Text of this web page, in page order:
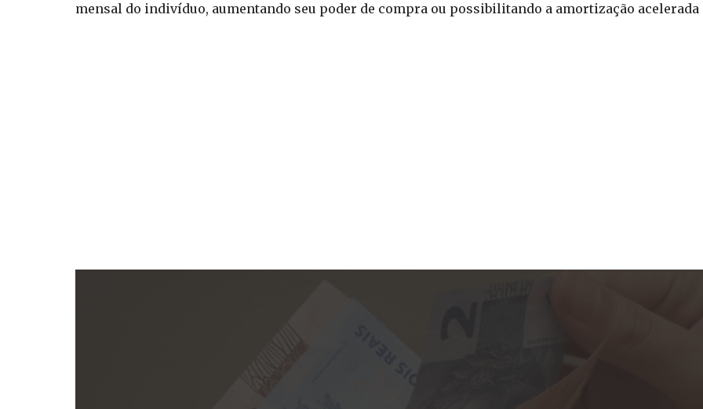
mensal do indivíduo, aumentando seu poder de compra ou possibilitando a amortização